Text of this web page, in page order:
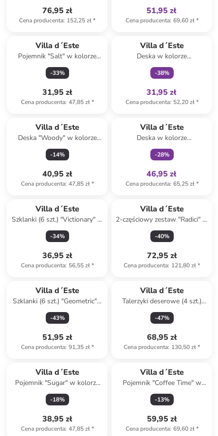
76,95 zł
Cena producenta: 152,25 zł*
51,95 zł
Cena producenta: 69,60 zł*
Villa d´Este
Pojemnik "Salt" w kolorze
białym - 750 ml
-33%
31,95 zł
Cena producenta: 47,85 zł*
Villa d´Este
Deska w kolorze
jasnobrązowym ze wzorem do
krojenia - 15 x 21,5 x 1,2 cm
-38%
31,95 zł
Cena producenta: 52,20 zł*
Villa d´Este
Deska "Woody" w kolorze
brązowo-czarnym do krojenia
- 33 x 20 cm
-14%
40,95 zł
Cena producenta: 47,85 zł*
Villa d´Este
Deska w kolorze
jasnobrązowym ze wzorem do
krojenia - 12,5 x 41,5 x 1,2 cm
-28%
46,95 zł
Cena producenta: 65,25 zł*
Villa d´Este
Szklanki (6 szt.) "Victionary" w
kolorze czarnym - 360 ml
-34%
36,95 zł
Cena producenta: 56,55 zł*
Villa d´Este
2-częściowy zestaw "Radici" w
kolorze srebrnym - Ø 14 cm
-40%
72,95 zł
Cena producenta: 121,80 zł*
Villa d´Este
Szklanki (6 szt.) "Geometric" -
380 ml
-43%
51,95 zł
Cena producenta: 91,35 zł*
Villa d´Este
Talerzyki deserowe (4 szt.)
"More Amore" ze wzorem - Ø
19,5 cm
-47%
68,95 zł
Cena producenta: 130,50 zł*
Villa d´Este
Pojemnik "Sugar" w kolorze
białym - 750 ml
-18%
38,95 zł
Cena producenta: 47,85 zł*
Villa d´Este
Pojemnik "Coffee Time" w
kolorze biało-jasnobrązowym
- 750 ml
-13%
59,95 zł
Cena producenta: 69,60 zł*